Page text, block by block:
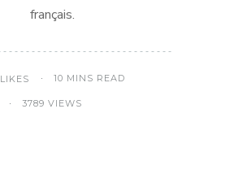
français.
LIKES 10 MINS READ
3789 VIEWS